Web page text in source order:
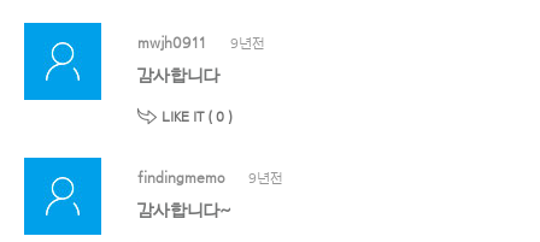
mwjh0911 9년전
감사합니다
LIKE IT ( 0 )
findingmemo 9년전
감사합니다~